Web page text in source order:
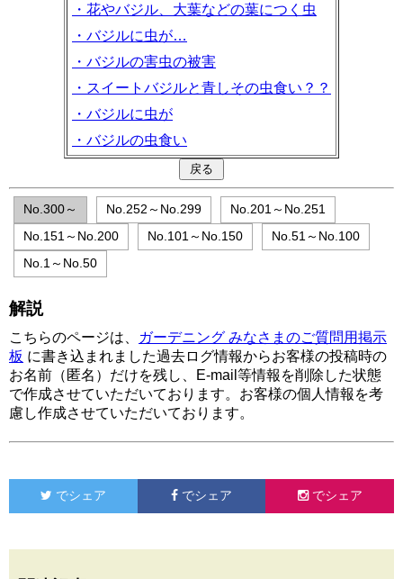
・花やバジル、大葉などの葉につく虫
・バジルに虫が…
・バジルの害虫の被害
・スイートバジルと青しその虫食い？？
・バジルに虫が
・バジルの虫食い
No.300～ No.252～No.299
No.201～No.251
No.151～No.200
No.101～No.150
No.51～No.100
No.1～No.50
解説
こちらのページは、
ガーデニング みなさまのご質問用掲示
板 に書き込まれました過去ログ情報からお客様の投稿時の
お名前（匿名）だけを残し、E-mail等情報を削除した状態
で作成させていただいております。お客様の個人情報を考
慮し作成させていただいております。
でシェア でシェア でシェア